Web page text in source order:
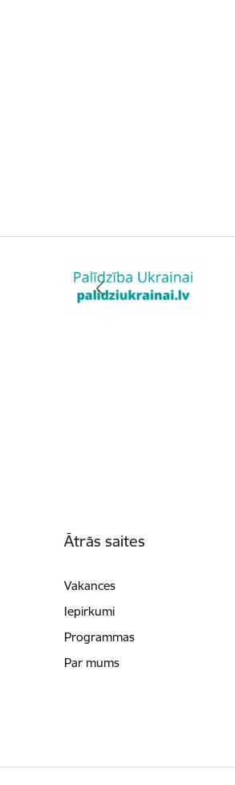
Ātrās saites
Vakances
Iepirkumi
Programmas
Par mums